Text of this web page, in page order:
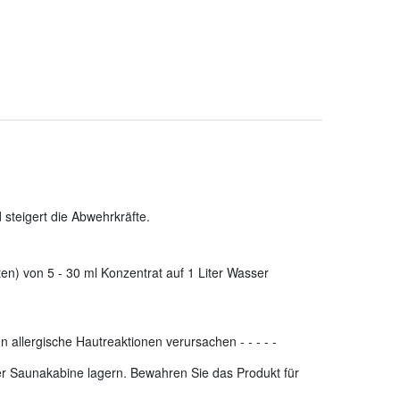
die Abwehrkräfte.
von 5 - 30 ml Konzentrat auf 1 Liter Wasser
allergische Hautreaktionen verursachen - - - - -
Saunakabine lagern. Bewahren Sie das Produkt für